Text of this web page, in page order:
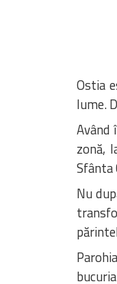
Ostia
lume.
Având
zonă,
Sfânta
Nu